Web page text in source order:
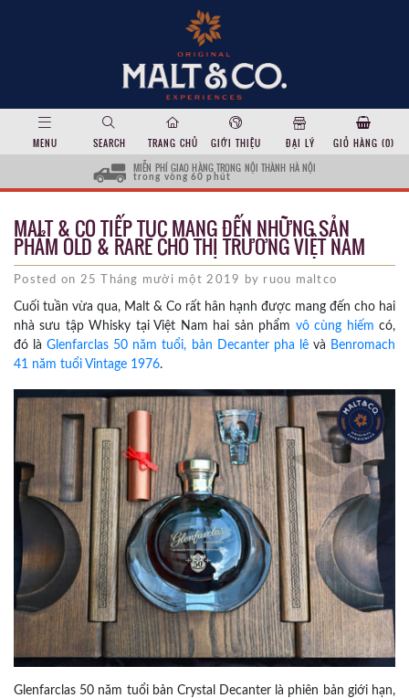
MENU SEARCH TRANG CHỦ GIỚI THIỆU ĐẠI LÝ GIỎ HÀNG (0)
MIỄN PHÍ GIAO HÀNG TRONG NỘI THÀNH HÀ NỘI
trong vòng 60 phút
MALT & CO TIẾP TỤC MANG ĐẾN NHỮNG SẢN
PHẨM OLD & RARE CHO THỊ TRƯỜNG VIỆT NAM
Posted on 25 Tháng mười một 2019 by ruou maltco
Cuối tuần vừa qua, Malt & Co rất hân hạnh được mang đến cho hai
nhà sưu tập Whisky tại Việt Nam hai sản phẩm vô cùng hiếm có,
đó làGlenfarclas 50 năm tuổi, bản Decanter pha lêvà Benromach
41 năm tuổi Vintage 1976.
Glenfarclas 50 năm tuổi bản Crystal Decanter là phiên bản giới hạn,